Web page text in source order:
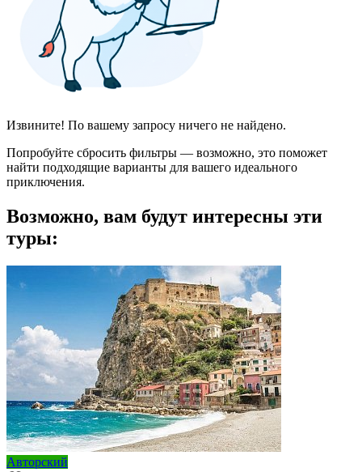
Извините! По вашему запросу ничего не найдено.
Попробуйте сбросить фильтры — возможно, это поможет
найти подходящие варианты для вашего идеального
приключения.
Возможно, вам будут интересны эти
туры:
Авторский